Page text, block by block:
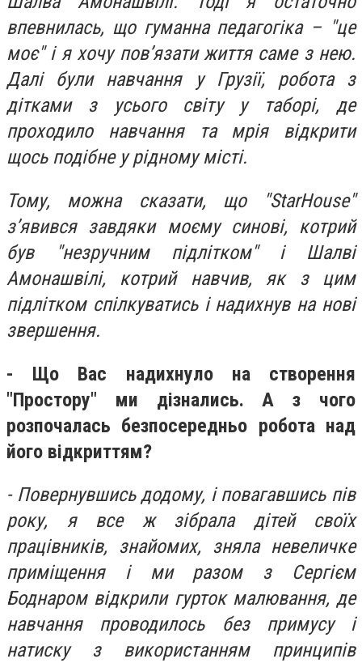
впевнилась, що гуманна педагогіка – "це
моє" і я хочу пов’язати життя саме з нею.
Далі були навчання у Грузії, робота з
дітками з усього світу у таборі, де
проходило навчання та мрія відкрити
щось подібне у рідному місті.
Тому, можна сказати, що "StarHouse"
з’явився завдяки моєму синові, котрий
був "незручним підлітком" і Шалві
Амонашвілі, котрий навчив, як з цим
підлітком спілкуватись і надихнув на нові
звершення.
- Що Вас надихнуло на створення
"Простору" ми дізнались. А з чого
розпочалась безпосередньо робота над
його відкриттям?
- Повернувшись додому, і повагавшись пів
року, я все ж зібрала дітей своїх
працівників, знайомих, зняла невеличке
приміщення і ми разом з Сергієм
Боднаром відкрили гурток малювання, де
навчання проводилось без примусу і
натиску з використанням принципів